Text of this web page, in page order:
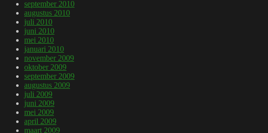
september 2010
augustus 2010
juli 2010
juni 2010
mei 2010
januari 2010
november 2009
oktober 2009
september 2009
augustus 2009
juli 2009
juni 2009
mei 2009
april 2009
maart 2009